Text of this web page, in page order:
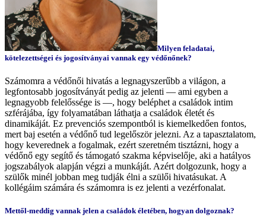
Milyen feladatai,
kötelezettségei és jogosítványai vannak egy védőnőnek?
Számomra a védőnői hivatás a legnagyszerűbb a világon, a
legfontosabb jogosítványát pedig az jelenti — ami egyben a
legnagyobb felelőssége is —, hogy beléphet a családok intim
szférájába, így folyamatában láthatja a családok életét és
dinamikáját. Ez prevenciós szempontból is kiemelkedően fontos,
mert baj esetén a védőnő tud legelőször jelezni. Az a tapasztalatom,
hogy keverednek a fogalmak, ezért szeretném tisztázni, hogy a
védőnő egy segítő és támogató szakma képviselője, aki a hatályos
jogszabályok alapján végzi a munkáját. Azért dolgozunk, hogy a
szülők minél jobban meg tudják élni a szülői hivatásukat. A
kollégáim számára és számomra is ez jelenti a vezérfonalat.
Mettől-meddig vannak jelen a családok életében, hogyan dolgoznak?